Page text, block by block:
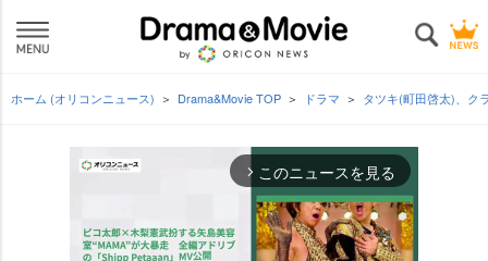
ホーム (オリコンニュース) Drama&Movie TOP ドラマ タツキ(町田啓太)、ク
arrow_forward_ios このニュースを見る